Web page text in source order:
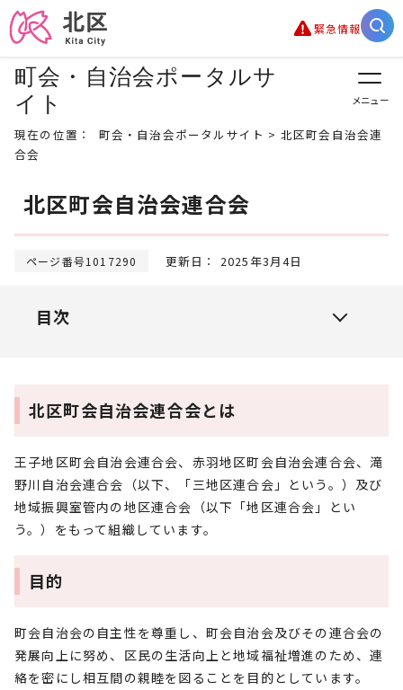
緊急情報
町会・自治会ポータルサ
イト
メニュー
現在の位置： 町会・自治会ポータルサイト > 北区町会自治会連
合会
北区町会自治会連合会
ページ番号1017290 更新日： 2025年3月4日
目次
北区町会自治会連合会とは
王子地区町会自治会連合会、赤羽地区町会自治会連合会、滝
野川自治会連合会（以下、「三地区連合会」という。）及び
地域振興室管内の地区連合会（以下「地区連合会」とい
う。）をもって組織しています。
目的
町会自治会の自主性を尊重し、町会自治会及びその連合会の
発展向上に努め、区民の生活向上と地域福祉増進のため、連
絡を密にし相互間の親睦を図ることを目的としています。